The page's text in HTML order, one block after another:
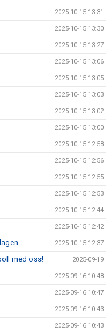
2025-10-15 13:31
2025-10-15 13:30
2025-10-15 13:27
2025-10-15 13:06
2025-10-15 13:05
2025-10-15 13:03
2025-10-15 13:02
2025-10-15 13:00
2025-10-15 12:58
2025-10-15 12:56
2025-10-15 12:55
2025-10-15 12:53
2025-10-15 12:44
2025-10-15 12:42
2025-10-15 12:37
med oss! 2025-09-19
2025-09-16 10:48
2025-09-16 10:47
2025-09-16 10:43
2025-09-16 10:43